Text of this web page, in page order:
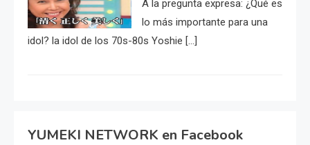
A la pregunta expresa: ¿Qué es
lo más importante para una
idol? la idol de los 70s-80s Yoshie […]
YUMEKI NETWORK en Facebook